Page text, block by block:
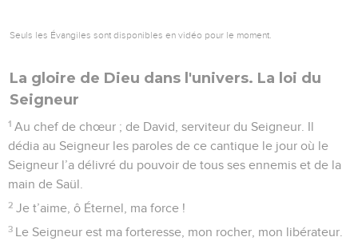
Seuls les Évangiles sont disponibles en vidéo pour le moment.
Un roi remercie Dieu après la victoire
1 Prière de David. Seigneur, mon Dieu, toi qui es juste,
Entends mon cri ! Prête l’oreille à mon appel Jailli de lèvres
vraies et sincères !
2 Qu’en ta présence soit révélé Que je suis juste et dans
mon droit. Tes yeux discernent l’intégrité.
3 Que tu me sondes cœur et pensées, Que tu me suives
même la nuit, Que tu m’éprouves dans ton creuset, Rien de